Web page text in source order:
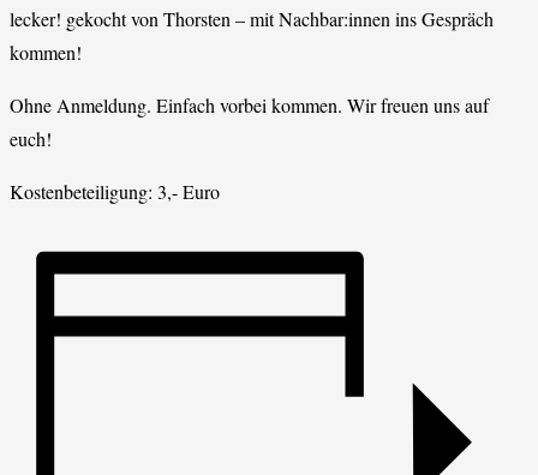
lecker! gekocht von Thorsten – mit Nachbar:innen ins Gespräch
kommen!
Ohne Anmeldung. Einfach vorbei kommen. Wir freuen uns auf
euch!
Kostenbeteiligung: 3,- Euro